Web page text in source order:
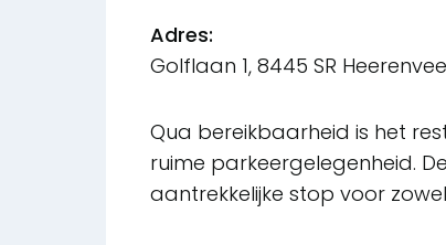
Adres:
Golflaan 1, 8445 SR
Qua bereikbaarheid is het
ruime parkeergelegenheid.
aantrekkelijke stop voor